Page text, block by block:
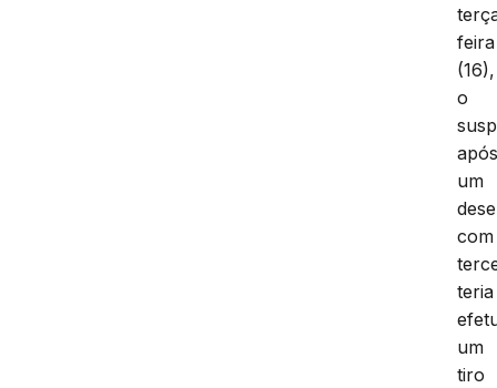
feira
(16),
o
um
com
teria
um
tiro